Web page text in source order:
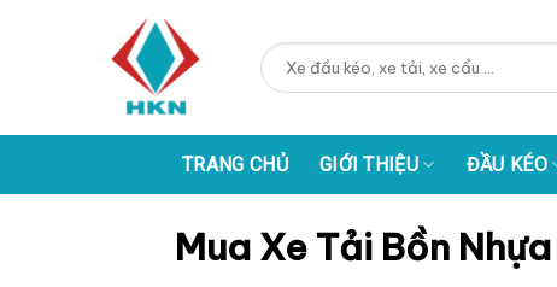
Tìm
kiếm:
TRANG CHỦ GIỚI THIỆU ĐẦU KÉO
Mua Xe Tải Bồn